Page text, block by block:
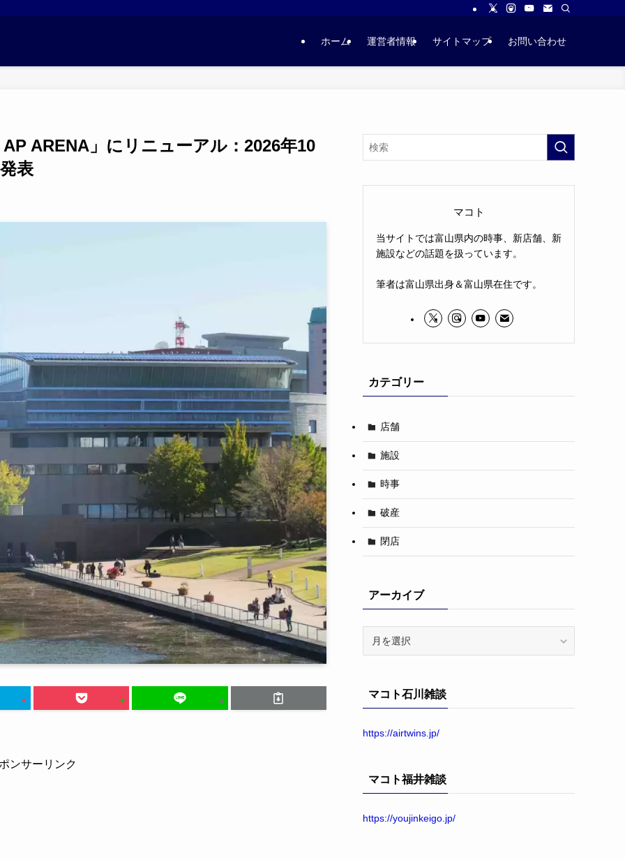
ホーム 運営者情報 サイトマップ お問い合わせ
ARENA」にリニューアル：2026年10
表
ンサーリンク
マコト
当サイトでは富山県内の時事、新店舗、新
施設などの話題を扱っています。
筆者は富山県出身＆富山県在住です。
カテゴリー
店舗
施設
時事
破産
閉店
アーカイブ
ブマコト石川雑談
https://airtwins.jp/
マコト福井雑談
https://youjinkeigo.jp/